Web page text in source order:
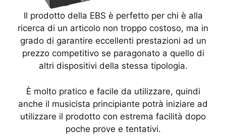
Il prodotto della EBS è perfetto per chi è alla
ricerca di un articolo non troppo costoso, ma in
grado di garantire eccellenti prestazioni ad un
prezzo competitivo se paragonato a quello di
altri dispositivi della stessa tipologia.
È molto pratico e facile da utilizzare, quindi
anche il musicista principiante potrà iniziare ad
utilizzare il prodotto con estrema facilità dopo
poche prove e tentativi.